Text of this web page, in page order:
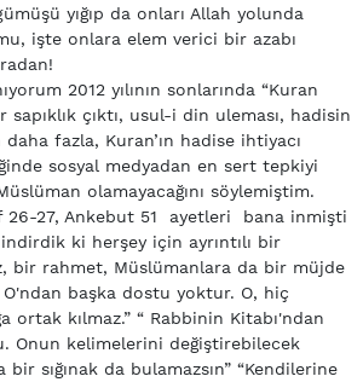
yığıp da onları Allah yolunda
işte onlara elem verici bir azabı
2012 yılının sonlarında “Kuran
sapıklık çıktı, usul-i din uleması, hadisin
daha fazla, Kuran’ın hadise ihtiyacı
sosyal medyadan en sert tepkiyi
olamayacağını söylemiştim.
26-27, Ankebut 51 ayetleri bana inmişti
ki herşey için ayrıntılı bir
bir rahmet, Müslümanlara da bir müjde
O'ndan başka dostu yoktur. O, hiç
ortak kılmaz.” “ Rabbinin Kitabı'ndan
Onun kelimelerini değiştirebilecek
sığınak da bulamazsın” “Kendilerine